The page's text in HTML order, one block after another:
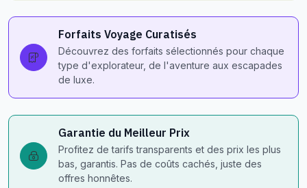
Forfaits Voyage Curatisés
Découvrez des forfaits sélectionnés pour chaque
type d'explorateur, de l'aventure aux escapades
de luxe.
Garantie du Meilleur Prix
Profitez de tarifs transparents et des prix les plus
bas, garantis. Pas de coûts cachés, juste des
offres honnêtes.